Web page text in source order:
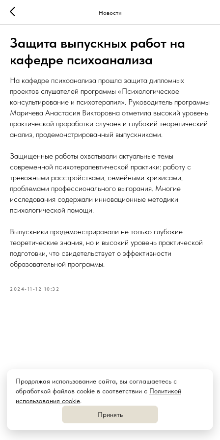
Продолжая использование сайта, вы соглашаетесь с
обработкой файлов cookie в соответствии с Политикой
использования cookie.
Принять
Новости
Защита выпускных работ на
кафедре психоанализа
На кафедре психоанализа прошла защита дипломных
проектов слушателей программы «Психологическое
консультирование и психотерапия». Руководитель программы
Маричева Анастасия Викторовна отметила высокий уровень
практической проработки случаев и глубокий теоретический
анализ, продемонстрированный выпускниками.
Защищенные работы охватывали актуальные темы
современной психотерапевтической практики: работу с
тревожными расстройствами, семейными кризисами,
проблемами профессионального выгорания. Многие
исследования содержали инновационные методики
психологической помощи.
Выпускники продемонстрировали не только глубокие
теоретические знания, но и высокий уровень практической
подготовки, что свидетельствует о эффективности
образовательной программы.
2024-11-12 10:32